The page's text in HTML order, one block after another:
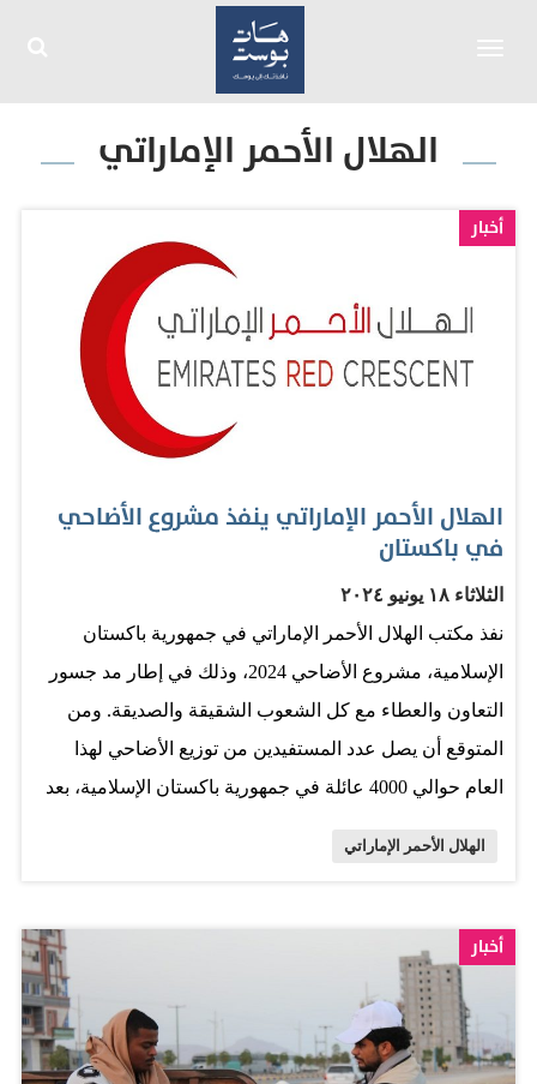
الهلال الأحمر الإماراتي
أخبار
الهلال الأحمر الإماراتي ينفذ مشروع الأضاحي
في باكستان
الثلاثاء ١٨ يونيو ٢٠٢٤
نفذ مكتب الهلال الأحمر الإماراتي في جمهورية باكستان
الإسلامية، مشروع الأضاحي 2024، وذلك في إطار مد جسور
التعاون والعطاء مع كل الشعوب الشقيقة والصديقة. ومن
المتوقع أن يصل عدد المستفيدين من توزيع الأضاحي لهذا
العام حوالي 4000 عائلة في جمهورية باكستان الإسلامية، بعد
وحرص مكتب الهيئة على توسيع مظلة المستفيدين من
مشروع الأضاحي هذا العام في جميع أنحاء باكستان بما يحقق
تطلعات هيئة الهلال الأحمر الإماراتي في دعم ومساندة
أصحاب الحاجات والأسر المتعففة. وام
الهلال الأحمر الإماراتي
أخبار